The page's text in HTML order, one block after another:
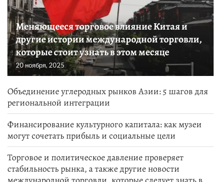
Меняющееся торговое влияние Китая и
другие истории международной торговли,
которые стоит узнать в этом месяце
20 ноября, 2025
Объединение углеродных рынков Азии: 5 шагов для
региональной интеграции
Финансирование культурного капитала: как музеи
могут сочетать прибыль и социальные цели
Торговое и политическое давление проверяет
стабильность рынка, а также другие новости